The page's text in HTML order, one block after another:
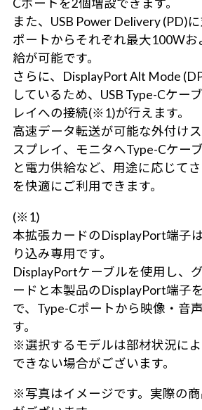
Cポートを2個増設できます。
また、USB Power Delivery (PD)
ポートからそれぞれ最大100W
給が可能です。
さらに、DisplayPort Alt Mode
しているため、USB Type-Cケー
レイへの接続(※1)が行えます。
高速データ転送が可能な外付け
スプレイ、モニタへType-Cケー
と電力供給など、用途に応じて
を快適にご利用できます。
(※1)
本拡張カードのDisplayPort端子
り込み専用です。
DisplayPortケーブルを使用し、
ードと本製品のDisplayPort端子
で、Type-Cポートから映像・音
す。
※選択するモデルは部材状況に
できない場合がございます。
※写真はイメージです。実際の